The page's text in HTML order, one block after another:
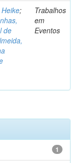
;
de
Trabalhos
em
Eventos
1